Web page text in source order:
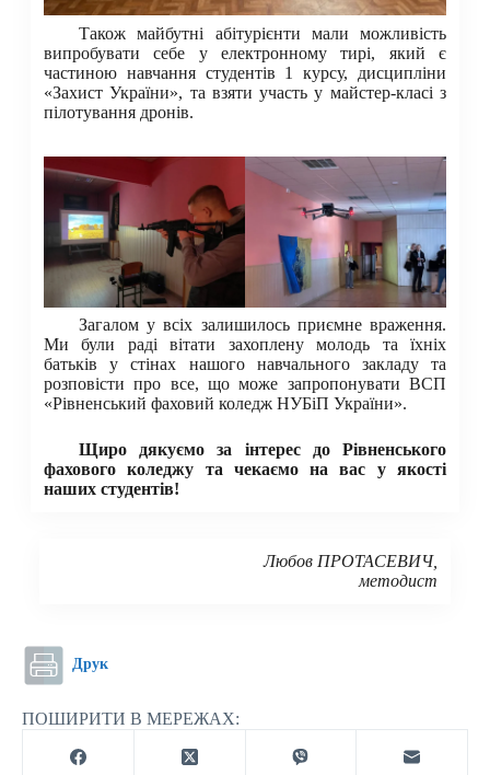
Також майбутні абітурієнти мали можливість
випробувати себе у електронному тирі, який є
частиною навчання студентів 1 курсу, дисципліни
«Захист України», та взяти участь у майстер-класі з
пілотування дронів.
Загалом у всіх залишилось приємне враження.
Ми були раді вітати захоплену молодь та їхніх
батьків у стінах нашого навчального закладу та
розповісти про все, що може запропонувати ВСП
«Рівненський фаховий коледж НУБіП України».
Щиро дякуємо за інтерес до Рівненського
фахового коледжу та чекаємо на вас у якості
наших студентів!
Любов ПРОТАСЕВИЧ,
методист
Друк
ПОШИРИТИ В МЕРЕЖАХ: